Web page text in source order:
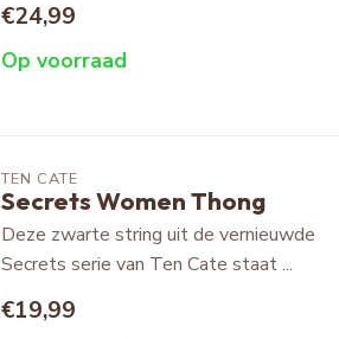
€24,99
Op voorraad
TEN CATE
Secrets Women Thong
Deze zwarte string uit de vernieuwde
Secrets serie van Ten Cate staat ...
€19,99